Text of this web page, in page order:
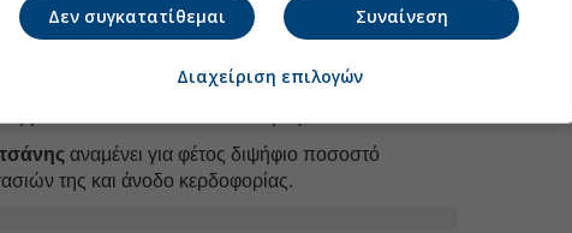
εταιρείες τηςIdeal Holdings
-πέραν της
Στάθης-, ταΑττικά Πολυκαταστήματα
μονοψήφιο ποσοστό αύξησης των πωλήσεών
να αυξάνει τα λειτουργικά της κέρδη
άνω των 70 εκατ. ευρώ).
αναμένει για φέτος διψήφιο ποσοστό
της και άνοδο κερδοφορίας.
Συναίνεση
Δεν συγκατατίθεμαι
Διαχείριση επιλογών